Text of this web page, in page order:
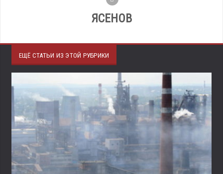
ЯСЕНОВ
ЕЩЁ СТАТЬИ ИЗ ЭТОЙ РУБРИКИ